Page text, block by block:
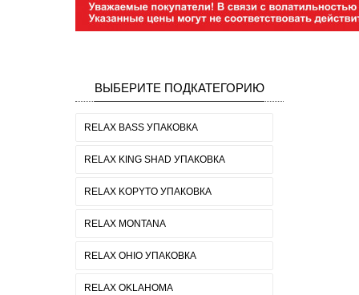
ВЫБЕРИТЕ ПОДКАТЕГОРИЮ
RELAX BASS УПАКОВКА
RELAX KING SHAD УПАКОВКА
RELAX KOPYTO УПАКОВКА
RELAX MONTANA
RELAX OHIO УПАКОВКА
RELAX OKLAHOMA